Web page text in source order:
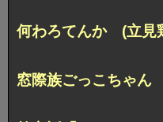
何わろてんか (立見
窓際族ごっこちゃ